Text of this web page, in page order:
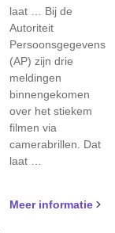
laat … Bij de
Autoriteit
Persoonsgegevens
(AP) zijn drie
meldingen
binnengekomen
over het stiekem
filmen via
camerabrillen. Dat
laat …
Meer informatie